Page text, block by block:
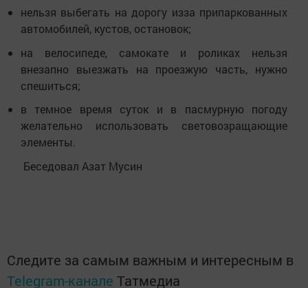
нельзя выбегать на дорогу изза припаркованных
автомобилей, кустов, остановок;
на велосипеде, самокате и роликах нельзя
внезапно выезжать на проезжую часть, нужно
спешиться;
в темное время суток и в пасмурную погоду
желательно использовать световозращающие
элементы.
Беседовал Азат Мусин
Следите за самым важным и интересным в
Telegram-канале Татмедиа